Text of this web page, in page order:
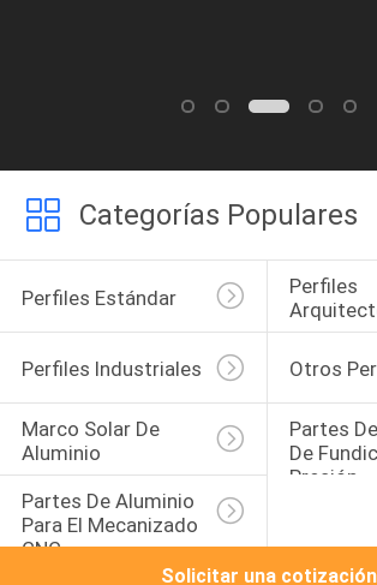
Categorías Populares
Perfiles Estándar
Perfiles
Perfiles Industriales Otros
Marco Solar De
Aluminio
Partes
De
Presión
Partes De Aluminio
Para El Mecanizado
CNC
Solicitar una cotización